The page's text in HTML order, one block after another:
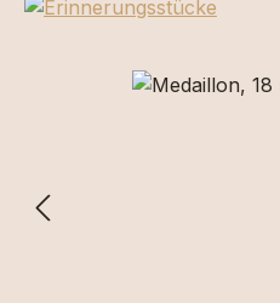
Bildergalerie überspringen